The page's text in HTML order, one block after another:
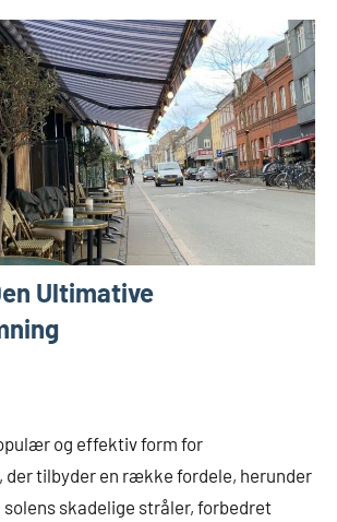
Ultimative
og effektiv form for
tilbyder en række fordele, herunder
skadelige stråler, forbedret